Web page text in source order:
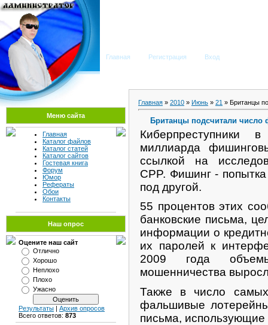
Главная Регистрация Вход
Меню сайта
Главная
Каталог файлов
Каталог статей
Каталог сайтов
Гостевая книга
Форум
Юмор
Рефераты
Обои
Контакты
Наш опрос
Оцените наш сайт
Отлично
Хорошо
Неплохо
Плохо
Ужасно
Результаты | Архив опросов
Всего ответов: 873
Главная » 2010 » Июнь » 21 » Британцы
Британцы подсчитали число
миллиарда
ссылкой на
CPP. Фишинг -
под другой.
55 процентов этих
банковские письма,
информации о
их паролей к
2009 года объемы
мошенничества
Также в число
фальшивые
письма, использующие